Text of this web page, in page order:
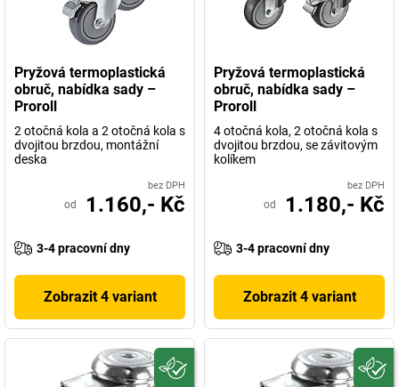
Pryžová termoplastická
obruč, nabídka sady –
Proroll
2 otočná kola a 2 otočná kola s
dvojitou brzdou, montážní
deska
bez DPH
od 1.160,- Kč
3-4 pracovní dny
Zobrazit 4 variant
Pryžová termoplastická
obruč, nabídka sady –
Proroll
4 otočná kola, 2 otočná kola s
dvojitou brzdou, se závitovým
kolíkem
bez DPH
od 1.180,- Kč
3-4 pracovní dny
Zobrazit 4 variant